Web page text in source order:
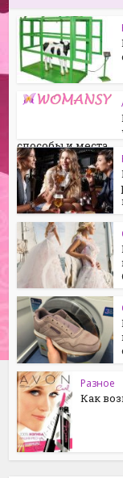
способы и места
Разное
Как